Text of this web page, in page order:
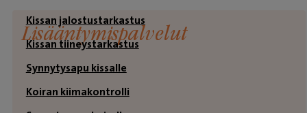
Lisääntymispalvelut
Kissan jalostustarkastus
Kissan tiineystarkastus
Synnytysapu kissalle
Koiran kiimakontrolli